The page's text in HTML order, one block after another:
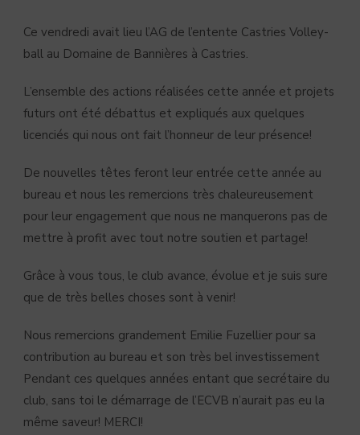
Ce vendredi avait lieu l’AG de l’entente Castries Volley-
ball au Domaine de Bannières à Castries.
L’ensemble des actions réalisées cette année et projets
futurs ont été débattus et expliqués aux quelques
licenciés qui nous ont fait l’honneur de leur présence!
De nouvelles têtes feront leur entrée cette année au
bureau et nous les remercions très chaleureusement
pour leur engagement que nous ne manquerons pas de
mettre à profit avec tout notre soutien et partage!
Grâce à vous tous, le club avance, évolue et je suis sure
que de très belles choses sont à venir!
Nous remercions grandement Emilie Fuzellier pour sa
contribution au bureau et son très bel investissement
Pendant ces quelques années entant que secrétaire du
club, sans toi le démarrage de l’ECVB n’aurait pas eu la
même saveur! MERCI!